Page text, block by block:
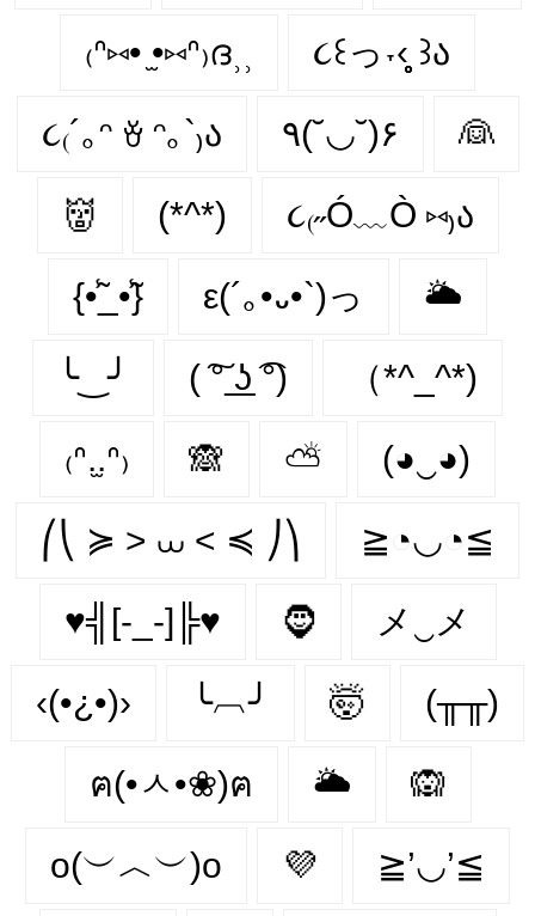
₍ᐢ⑅• ̫•⑅ᐢ₎ദ⸒⸒ ૮꒰っ˕‹̥̥̥ ꒱ა
૮₍´｡ᵔ ꈊ ᵔ｡`₎ა ٩(˘◡˘)۶ 👰
👹 (*^*) ૮₍˶Ó﹏Ò ⑅₎ა
{•̃̾_•̃̾} ε(´｡•᎑•`)っ 🌥
╰‿╯ ( ͠° ͟ʖ ͡°) （*^_^*)
₍ᐢ.̫.ᐢ₎ 🙈 ⛅ (◕‿◕)
⎛⎝ ≽ > ⩊ < ≼ ⎠⎞ ≧◔◡◔≦
♥╣[-_-]╠♥ 🧔‍ メ‿メ
‹(•¿•)› ╰︹╯ 🤯 (╥╥)
ฅ(•ㅅ•❀)ฅ 🌥️ 🙉
o(︶︿︶)o 💜 ≧’◡’≦